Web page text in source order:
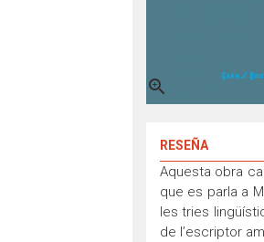

RESEÑA
Aquesta obra
que es parla a
les tries
de l’escriptor